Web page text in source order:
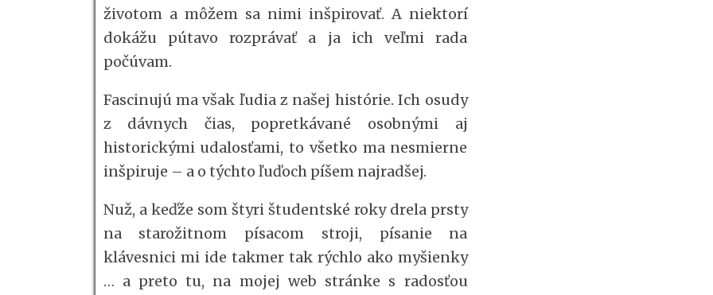
životom a môžem sa nimi inšpirovať. A niektorí
dokážu pútavo rozprávať a ja ich veľmi rada
počúvam.
Fascinujú ma však ľudia z našej histórie. Ich osudy
z dávnych čias, popretkávané osobnými aj
historickými udalosťami, to všetko ma nesmierne
inšpiruje – a o týchto ľuďoch píšem najradšej.
Nuž, a keďže som štyri študentské roky drela prsty
na starožitnom písacom stroji, písanie na
klávesnici mi ide takmer tak rýchlo ako myšienky
… a preto tu, na mojej web stránke s radosťou